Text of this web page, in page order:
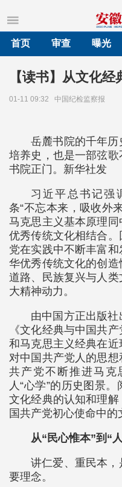
首页
审查 曝光
【读书】从文化
01-11 09:32 中国纪检监察报
岳麓书院的千年
培养史，也是一部弦
书院正门。新华社发
习近平总书记强
条“不忘本来，吸收外
马克思主义基本原理
优秀传统文化相结合
党在实践中不断丰富
华优秀传统文化的创
道路、民族复兴与人
大精神动力。
由中国方正出版
《文化经典与中国共
和马克思主义经典在
对中国共产党人的思
共产党不断推进马克
人“心学”的历史图景
文化经典的认知和理
国共产党初心使命中的
从“民心惟本”到“
讲仁爱、重民本
要理念。